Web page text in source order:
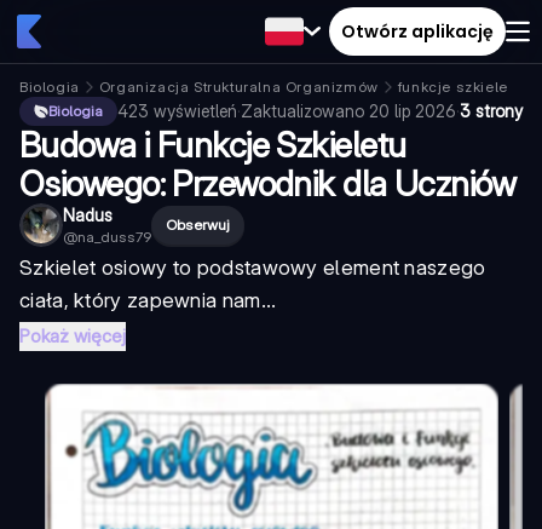
Otwórz aplikację
Biologia Organizacja Strukturalna Organizmów
funkcje szkieletu
Biologia
423 wyświetleń·Zaktualizowano 20 lip 2026·3 strony
Budowa i Funkcje Szkieletu
Osiowego: Przewodnik dla Uczniów
Nadus
@na_duss79
Obserwuj
Szkielet osiowy to podstawowy element naszego
ciała, który zapewnia nam...
Pokaż więcej